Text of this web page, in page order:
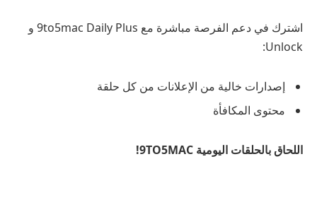
اشترك في دعم الفرصة مباشرة مع 9to5mac Daily Plus و
Unlock:
إصدارات خالية من الإعلانات من كل حلقة
محتوى المكافأة
اللحاق بالحلقات اليومية 9TO5MAC!